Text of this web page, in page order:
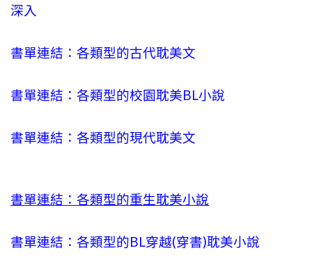
深入
書單連結：各類型的古代耽美文
書單連結：各類型的校園耽美BL小說
書單連結：各類型的現代耽美文
書單連結：各類型的重生耽美小說
書單連結：各類型的BL穿越(穿書)耽美小說